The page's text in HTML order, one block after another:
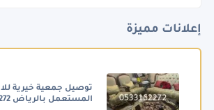
إعلانات مميزة
توصيل جمعية خيرية
المستعمل بالرياض 0533162272